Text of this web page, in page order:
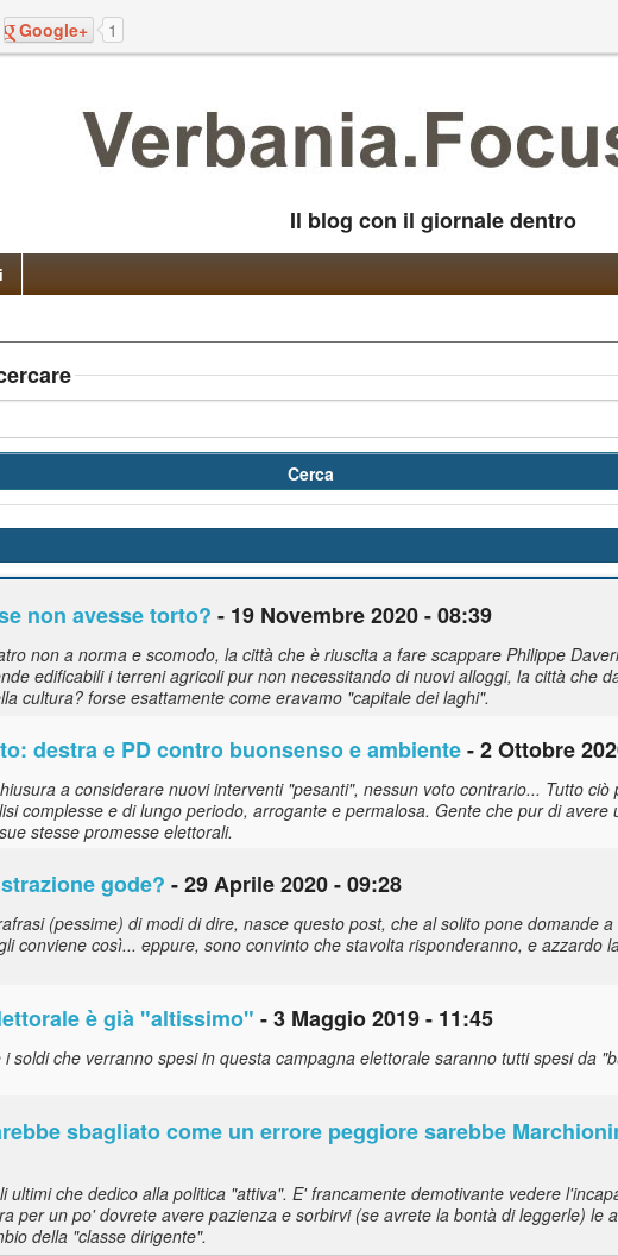
Google+ 1
Il blog con il giornale dentro
non avesse torto? - 19 Novembre 2020 - 08:39
non a norma e scomodo, la città che è riuscita a fare scappare Philippe
edificabili i terreni agricoli pur non necessitando di nuovi alloggi, la città che
cultura? forse esattamente come eravamo "capitale dei laghi".
destra e PD contro buonsenso e ambiente- 2 Ottobre
a considerare nuovi interventi "pesanti", nessun voto contrario... Tutto
complesse e di lungo periodo, arrogante e permalosa. Gente che pur di
stesse promesse elettorali.
gode? - 29 Aprile 2020 - 09:28
(pessime) di modi di dire, nasce questo post, che al solito pone domande
conviene così... eppure, sono convinto che stavolta risponderanno, e azzardo
è già "altissimo" - 3 Maggio 2019 - 11:45
soldi che verranno spesi in questa campagna elettorale saranno tutti spesi da
sbagliato come un errore peggiore sarebbe
ultimi che dedico alla politica "attiva". E' francamente demotivante vedere
per un po' dovrete avere pazienza e sorbirvi (se avrete la bontà di leggerle) le
della "classe dirigente".